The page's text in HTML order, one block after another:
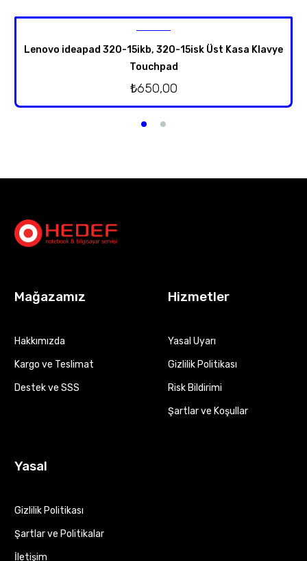
Lenovo ideapad 320-15ikb, 320-15isk Üst Kasa Klavye
Touchpad
₺650,00
Mağazamız
Hakkımızda
Kargo ve Teslimat
Destek ve SSS
Hizmetler
Yasal Uyarı
Gizlilik Politikası
Risk Bildirimi
Şartlar ve Koşullar
Yasal
Gizlilik Politikası
Şartlar ve Politikalar
İletişim